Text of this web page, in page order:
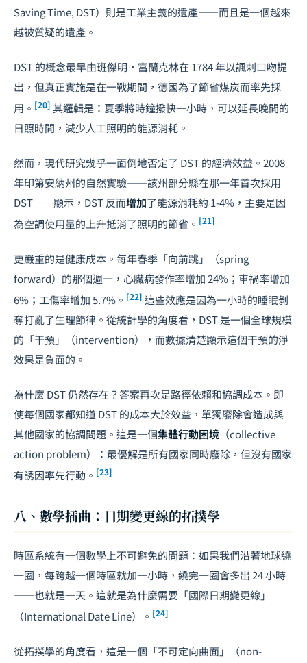
Saving Time, DST）則是工業主義的遺產——而且是一個越來
越被質疑的遺產。
DST 的概念最早由班傑明・富蘭克林在 1784 年以諷刺口吻提
出，但真正實施是在一戰期間，德國為了節省煤炭而率先採
用。 [20] 其邏輯是：夏季將時鐘撥快一小時，可以延長晚間的
日照時間，減少人工照明的能源消耗。
然而，現代研究幾乎一面倒地否定了 DST 的經濟效益。2008
年印第安納州的自然實驗——該州部分縣在那一年首次採用
DST——顯示，DST 反而增加了能源消耗約 1-4%，主要是因
為空調使用量的上升抵消了照明的節省。 [21]
更嚴重的是健康成本。每年春季「向前跳」（spring
forward）的那個週一，心臟病發作率增加 24%；車禍率增加
6%；工傷率增加 5.7%。 [22] 這些效應是因為一小時的睡眠剝
奪打亂了生理節律。從統計學的角度看，DST 是一個全球規模
的「干預」（intervention），而數據清楚顯示這個干預的淨
效果是負面的。
為什麼 DST 仍然存在？答案再次是路徑依賴和協調成本。即
使每個國家都知道 DST 的成本大於效益，單獨廢除會造成與
其他國家的協調問題。這是一個集體行動困境 （collective
action problem）：最優解是所有國家同時廢除，但沒有國家
有誘因率先行動。 [23]
八、數學插曲：日期變更線的拓撲學
時區系統有一個數學上不可避免的問題：如果我們沿著地球繞
一圈，每跨越一個時區就加一小時，繞完一圈會多出 24 小時
——也就是一天。這就是為什麼需要「國際日期變更線」
（International Date Line）。 [24]
從拓撲學的角度看，這是一個「不可定向曲面」（non-